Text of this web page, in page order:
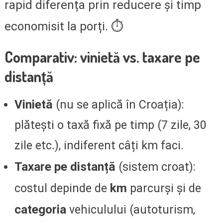
rapid diferența prin reducere și timp
economisit la porți. ⏱️
Comparativ: vinietă vs. taxare pe
distanță
Vinietă (nu se aplică în Croația):
plătești o taxă fixă pe timp (7 zile, 30
zile etc.), indiferent câți km faci.
Taxare pe distanță (sistem croat):
costul depinde de km parcurși și de
categoriavehiculului (autoturism,